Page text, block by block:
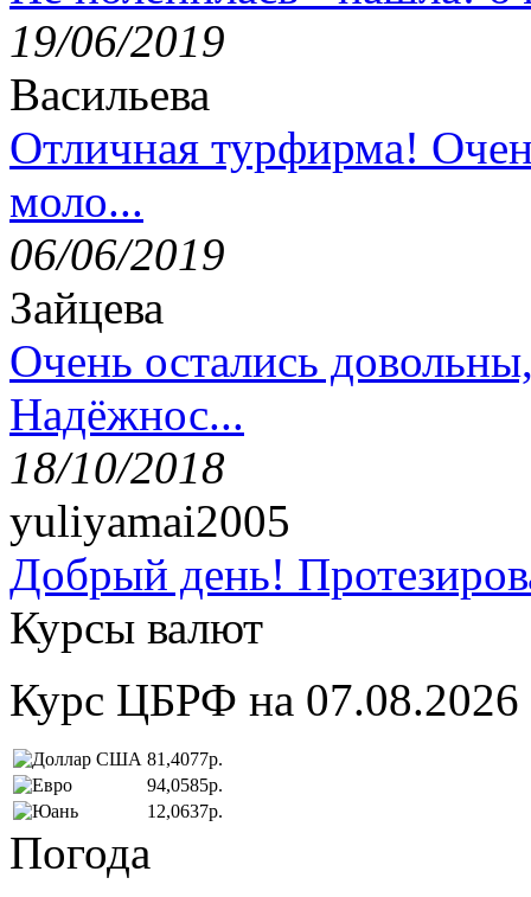
19/06/2019
Васильева
Отличная турфирма!
моло...
06/06/2019
Зайцева
Очень остались
Надёжнос...
18/10/2018
yuliyamai2005
Добрый день!
Курсы валют
Курс ЦБРФ на 07.08.2026
81,4077р.
94,0585р.
12,0637р.
Погода